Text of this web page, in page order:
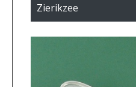
Zierikzee